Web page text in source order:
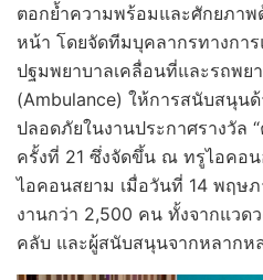
ตอกย้ำความพร้อมและศักยภา
หน้า โดยจัดทีมบุคลากรทางกา
ปฐมพยาบาลเคลื่อนที่และรถพย
(Ambulance) ให้การสนับสนุน
ปลอดภัยในงานประกาศรางวัล
ครั้งที่ 21 ซึ่งจัดขึ้น ณ ทรูไอคอ
ไอคอนสยาม เมื่อวันที่ 14 พฤษ
งานกว่า 2,500 คน ทั้งจากแวด
คลับ และผู้สนับสนุนจากหลากห